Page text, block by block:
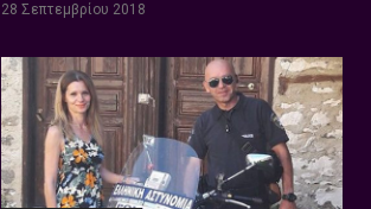
28 Σεπτεμβρίου 2018